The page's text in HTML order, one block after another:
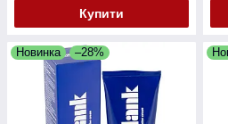
Купити
Новинка –28%